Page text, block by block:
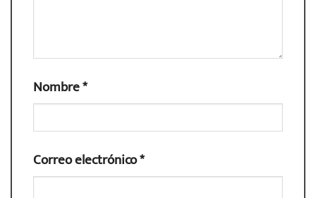
Nombre*
Correo electrónico*